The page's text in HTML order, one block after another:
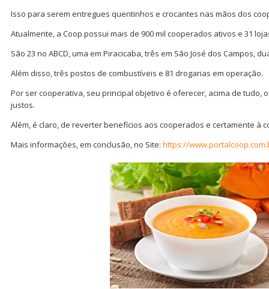
Isso para serem entregues quentinhos e crocantes nas mãos dos
Atualmente, a Coop possui mais de 900 mil cooperados ativos e 31
São 23 no ABCD, uma em Piracicaba, três em São José dos Campos,
Além disso, três postos de combustíveis e 81 drogarias em operação.
Por ser cooperativa, seu principal objetivo é oferecer, acima de tudo,
justos.
Além, é claro, de reverter benefícios aos cooperados e certamente à
Mais informações, em conclusão, no Site: https://